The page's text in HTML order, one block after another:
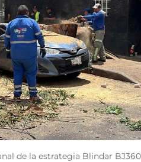
de la estrategia Blindar